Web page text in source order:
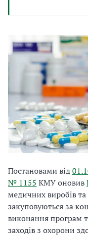
Постановами від
№ 1155 КМУ оновив
медичних виробів
закуповуються за
виконання програм
заходів з охорони